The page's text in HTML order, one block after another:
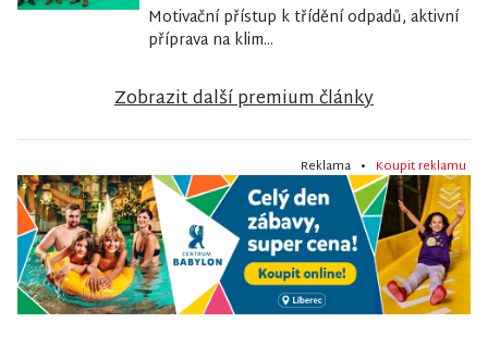
Motivační přístup k třídění odpadů, aktivní
příprava na klim...
Zobrazit další premium články
Reklama • Koupit reklamu